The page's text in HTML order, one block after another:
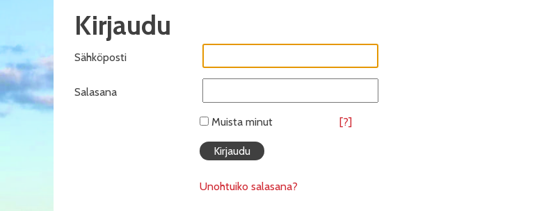
Kirjaudu
Sähköposti
Salasana
Muista minut [?]
Unohtuiko salasana?